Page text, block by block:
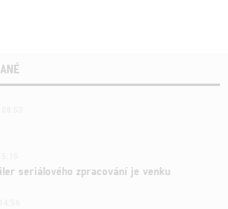
seriálového zpracování je venku